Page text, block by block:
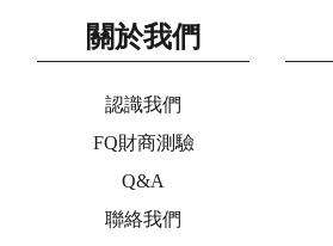
關於我們
認識我們
FQ財商測驗
Q&A
聯絡我們